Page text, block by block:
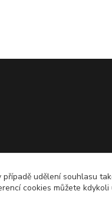
udělení souhlasu
cookies můžete kdykoli